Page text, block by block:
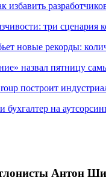
избавить
три сценария
новые рекорды:
назвал пятницу
построит
бухгалтер на
Антон